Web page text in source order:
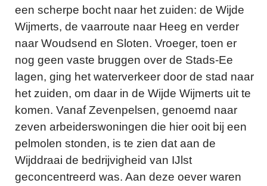
een scherpe bocht naar het zuiden: de Wijde
Wijmerts, de vaarroute naar Heeg en verder
naar Woudsend en Sloten. Vroeger, toen er
nog geen vaste bruggen over de Stads-Ee
lagen, ging het waterverkeer door de stad naar
het zuiden, om daar in de Wijde Wijmerts uit te
komen. Vanaf Zevenpelsen, genoemd naar
zeven arbeiderswoningen die hier ooit bij een
pelmolen stonden, is te zien dat aan de
Wijddraai de bedrijvigheid van IJlst
geconcentreerd was. Aan deze oever waren